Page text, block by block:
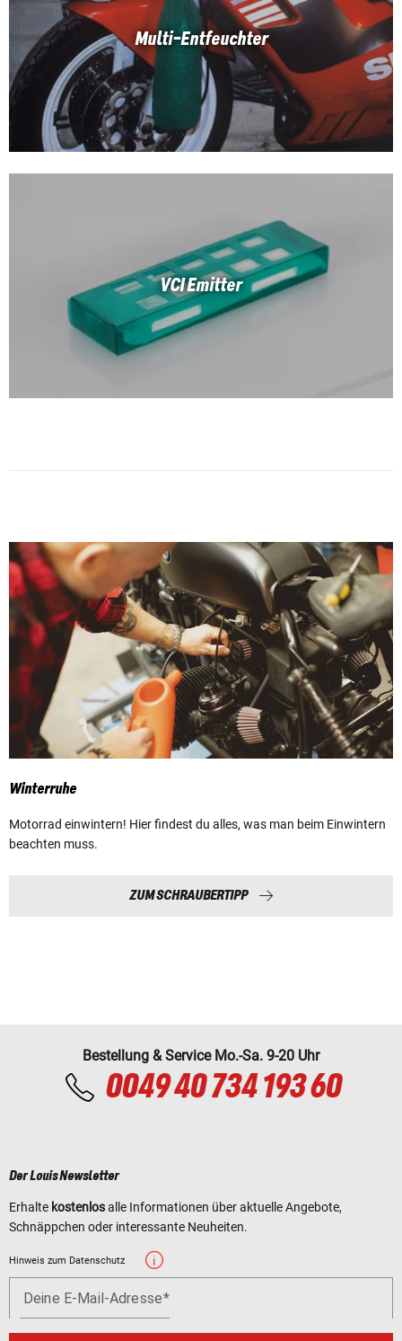
Multi-Entfeuchter
VCI Emitter
Winterruhe
Motorrad einwintern! Hier findest du alles, was man beim Einwintern
beachten muss.
ZUM SCHRAUBERTIPP
Bestellung & Service Mo.-Sa. 9-20 Uhr
0049 40 734 193 60
Der Louis Newsletter
Erhalte kostenlosalle Informationen über aktuelle Angebote,
Schnäppchen oder interessante Neuheiten.
Hinweis zum Datenschutz
Deine E-Mail-Adresse